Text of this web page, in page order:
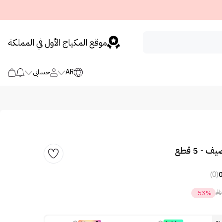
موقع المكياج الأول في المملكة
AR حسابي
5 قطع
0
(0)

-53%